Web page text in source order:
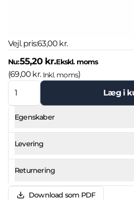
Vejl. pris:63,00 kr.
Nu:55,20 kr.Ekskl. moms
(69,00 kr. Inkl. moms)
Læg i
Egenskaber
Levering
Returnering
Download som PDF